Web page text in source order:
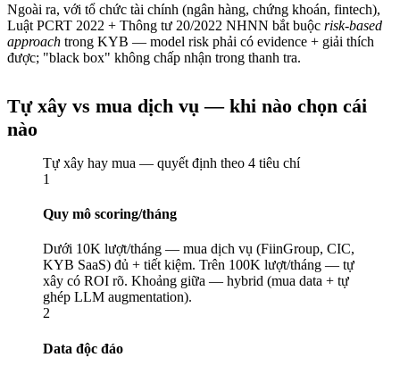
Ngoài ra, với tổ chức tài chính (ngân hàng, chứng khoán, fintech),
Luật PCRT 2022 + Thông tư 20/2022 NHNN bắt buộc risk-based
approach trong KYB — model risk phải có evidence + giải thích
được; "black box" không chấp nhận trong thanh tra.
Tự xây vs mua dịch vụ — khi nào chọn cái
nào
Tự xây hay mua — quyết định theo 4 tiêu chí
1
Quy mô scoring/tháng
Dưới 10K lượt/tháng — mua dịch vụ (FiinGroup, CIC,
KYB SaaS) đủ + tiết kiệm. Trên 100K lượt/tháng — tự
xây có ROI rõ. Khoảng giữa — hybrid (mua data + tự
ghép LLM augmentation).
2
Data độc đáo